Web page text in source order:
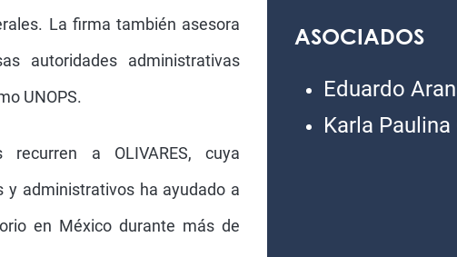
La firma también asesora
autoridades administrativas
UNOPS.
a OLIVARES, cuya
y administrativos ha ayudado a
en México durante más de
ASOCIADOS
Eduardo
Karla Paulina